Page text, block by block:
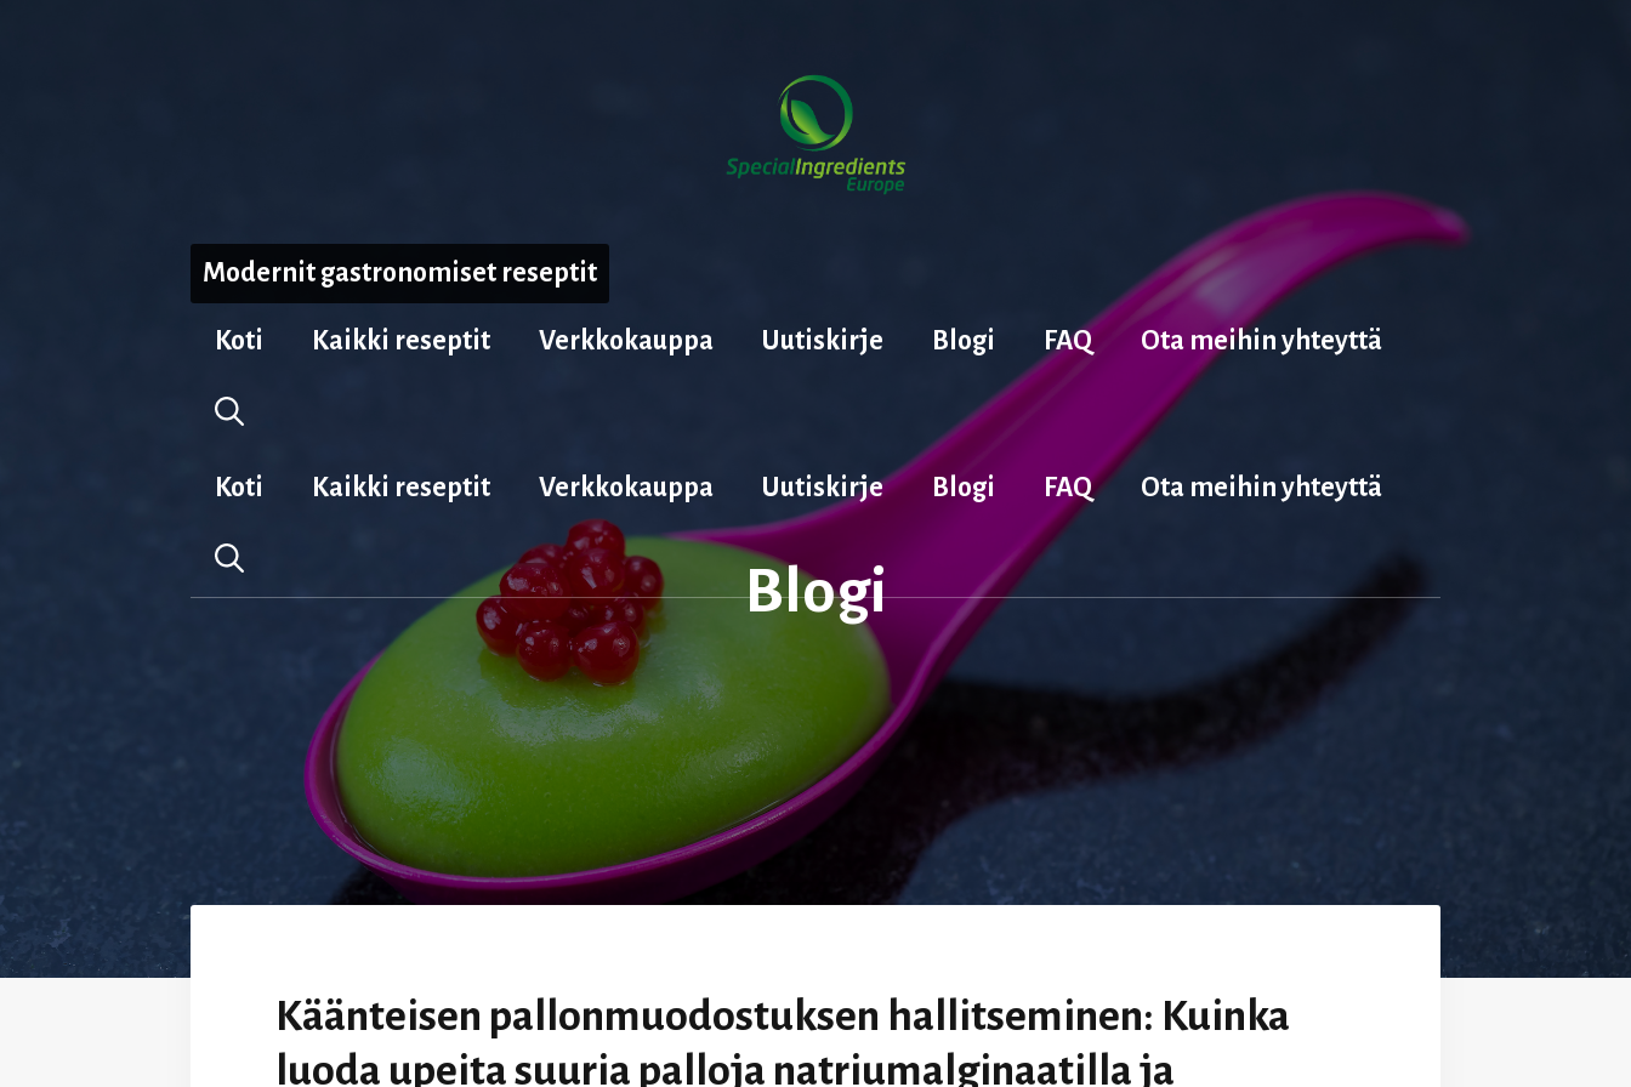
Modernit gastronomiset reseptit
Koti Kaikki reseptit Verkkokauppa Uutiskirje Blogi FAQ Ota meihin yhteyttä
Koti Kaikki reseptit Verkkokauppa Uutiskirje Blogi FAQ Ota meihin yhteyttä
Blogi
Käänteisen pallonmuodostuksen hallitseminen: Kuinka
luoda upeita suuria palloja natriumalginaatilla ja